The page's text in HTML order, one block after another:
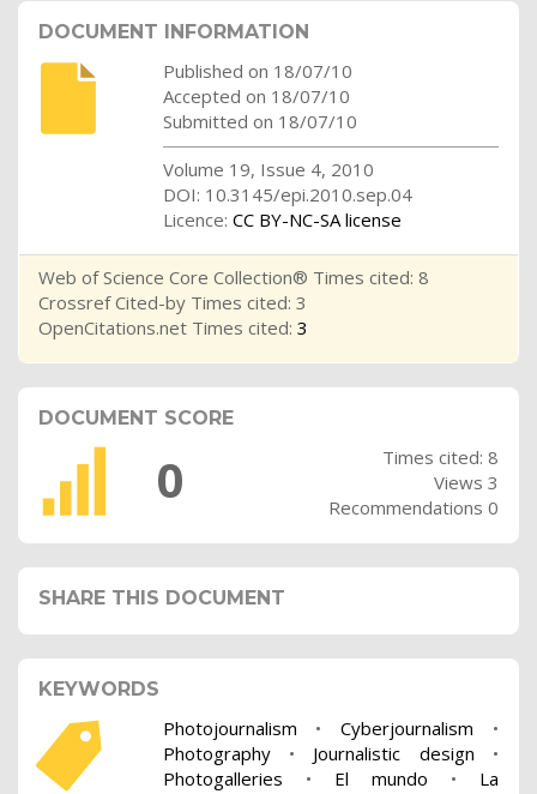
DOCUMENT INFORMATION
Published on 18/07/10
Accepted on 18/07/10
Submitted on 18/07/10
Volume 19, Issue 4, 2010
DOI: 10.3145/epi.2010.sep.04
Licence: CC BY-NC-SA license
Web of Science Core Collection® Times cited: 8
Crossref Cited-by Times cited: 3
OpenCitations.net Times cited: 3
DOCUMENT SCORE
0
Times cited: 8
Views 3
Recommendations 0
SHARE THIS DOCUMENT
KEYWORDS
Photojournalism •Cyberjournalism •
Photography• Journalistic design •
Photogalleries • El mundo • La